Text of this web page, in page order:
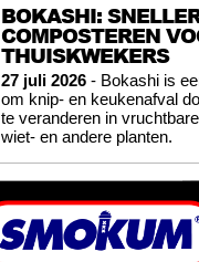
BOKASHI:
COMPOSTEREN
THUISKWEKERS
27 juli 2026 - Bokashi is
om knip- en keukenafval
te veranderen in
wiet- en andere planten.